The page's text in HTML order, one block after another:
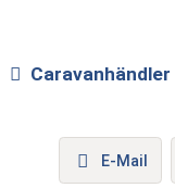
Caravanhändler
E-Mail